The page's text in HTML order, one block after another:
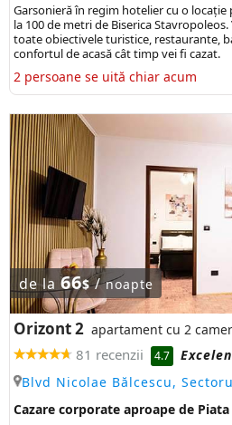
Garsonieră în regim hotelier cu o
la 100 de metri de Biserica
toate obiectivele turistice, restaurante,
confortul de acasă cât timp vei fi cazat.
2 persoane se uită chiar acum
de la 66$/noapte
Orizont 2 apartament cu 2
81 recenzii 4.7
Blvd Nicolae Bălcescu,
Cazare corporate aproape de